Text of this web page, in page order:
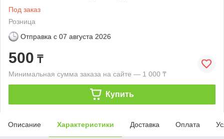
Под заказ
Розница
Отправка с 07 августа 2026
500 ₸
Минимальная сумма заказа на сайте — 1 000 ₸
Купить
Описание Характеристики Доставка Оплата